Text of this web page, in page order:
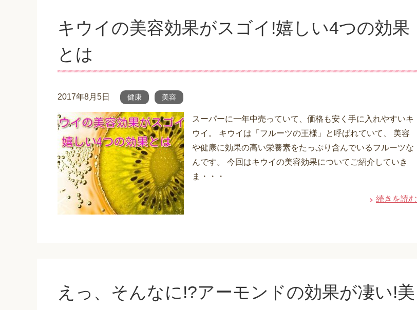
キウイの美容効果がスゴイ!嬉しい4つの効果
とは
2017年8月5日 健康 美容
スーパーに一年中売っていて、価格も安く手に入れやすいキ
ウイ。 キウイは「フルーツの王様」と呼ばれていて、 美容
や健康に効果の高い栄養素をたっぷり含んでいるフルーツな
んです。 今回はキウイの美容効果についてご紹介していき
ま・・・
続きを読む
えっ、そんなに!?アーモンドの効果が凄い!美